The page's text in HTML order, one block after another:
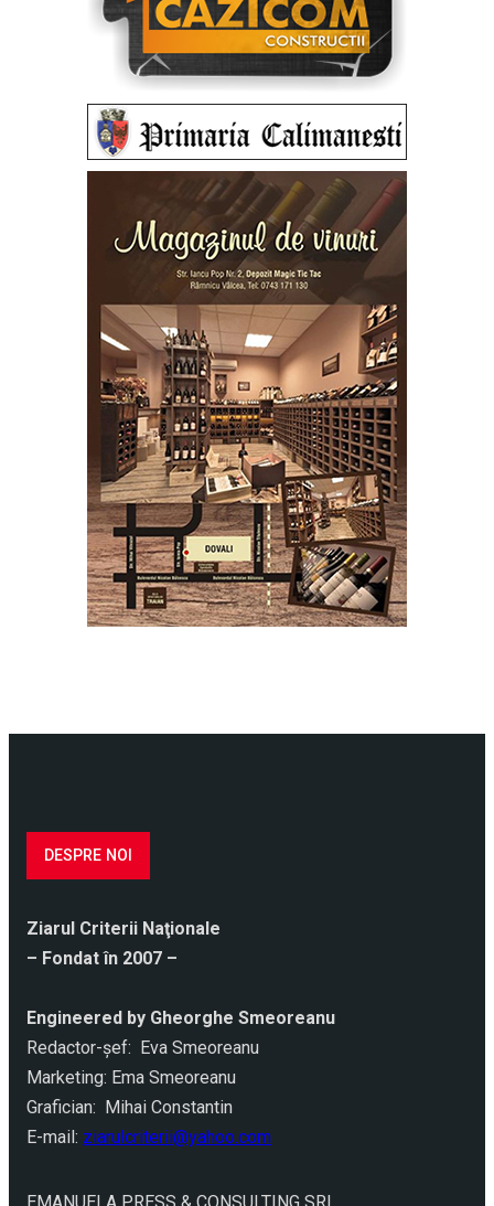
DESPRE NOI
Ziarul Criterii Naţionale
– Fondat în 2007 –
Engineered by Gheorghe Smeoreanu
Redactor-şef: Eva Smeoreanu
Marketing: Ema Smeoreanu
Grafician: Mihai Constantin
E-mail: ziarulcriterii@yahoo.com
EMANUELA PRESS & CONSULTING SRL